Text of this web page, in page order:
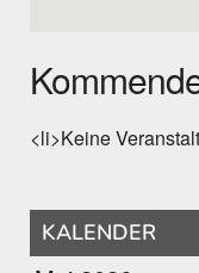
<li>Keine
KALENDER